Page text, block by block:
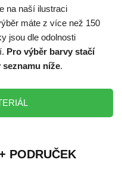
na naší ilustraci
máte z více než 150
jsou dle odolnosti
Pro výběr barvy stačí
níže.
PODRUČEK